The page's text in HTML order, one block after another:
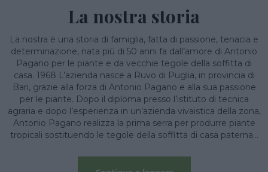
La nostra storia
La nostra è una storia di famiglia, fatta di passione, tenacia e
determinazione, nata più di 50 anni fa dall’amore di Antonio
Pagano per le piante e da vecchie tegole della soffitta di
casa. 1968 L’azienda nasce a Ruvo di Puglia, in provincia di
Bari, grazie alla forza di Antonio Pagano e alla sua passione
per le piante. Dopo il diploma presso l’istituto di tecnica
agraria e dopo l’esperienza in un’azienda vivaistica della zona,
Antonio Pagano realizza la prima serra per produrre piante
tropicali sostituendo le tegole della soffitta di casa paterna...